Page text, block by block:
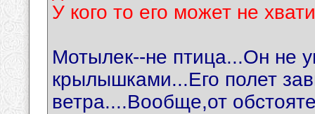
У кого то его может не
Мотылек--не птица...Он не
крылышками...Его полет
ветра....Вообще,от